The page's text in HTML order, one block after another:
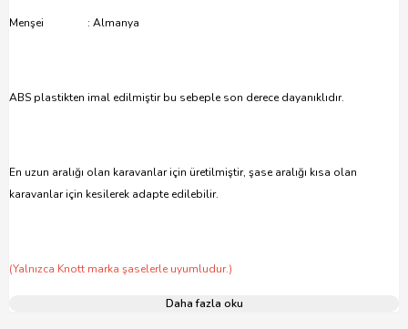
Menşei : Almanya
ABS plastikten imal edilmiştir bu sebeple son derece dayanıklıdır.
En uzun aralığı olan karavanlar için üretilmiştir, şase aralığı kısa olan
karavanlar için kesilerek adapte edilebilir.
(Yalnızca Knott marka şaselerle uyumludur.)
Daha fazla oku